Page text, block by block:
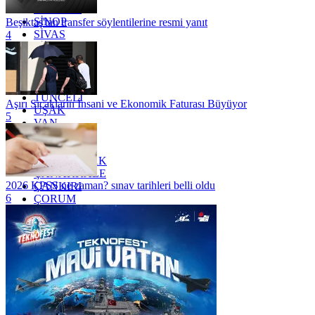
SİNOP
SİVAS
SİİRT
TEKİRDAĞ
TOKAT
TRABZON
TUNCELİ
UŞAK
VAN
YALOVA
YOZGAT
ZONGULDAK
ÇANAKKALE
ÇANKIRI
ÇORUM
İSTANBUL
İZMİR
ŞANLIURFA
ŞIRNAK
Beşiktaş'tan transfer söylentilerine resmi yanıt
4
Aşırı Sıcakların İnsani ve Ekonomik Faturası Büyüyor
5
2026 KPSS ne zaman? sınav tarihleri belli oldu
6